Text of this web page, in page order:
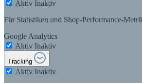
Aktiv Inaktiv
Für Statistiken und Shop-Performance-
Google Analytics
Aktiv Inaktiv
Tracking
Aktiv Inaktiv